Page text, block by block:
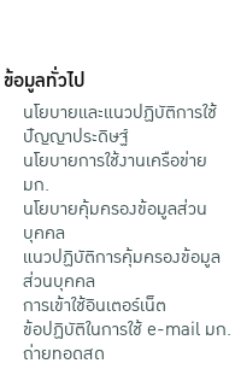
ข้อมูลทั่วไป
นโยบายและแนวปฏิบัติการใช้
ปัญญาประดิษฐ์
นโยบายการใช้งานเครือข่าย
มก.
นโยบายคุ้มครองข้อมูลส่วน
บุคคล
แนวปฏิบัติการคุ้มครองข้อมูล
ส่วนบุคคล
การเข้าใช้อินเตอร์เน็ต
ข้อปฏิบัติในการใช้ e-mail มก.
ถ่ายทอดสด